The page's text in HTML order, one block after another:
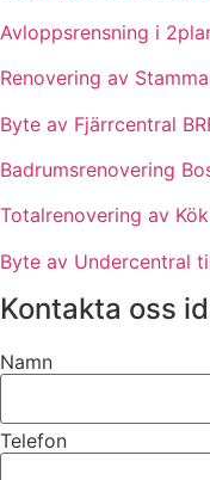
Avloppsrensning i
Renovering av
Byte av Fjärrcentral
Badrumsrenovering
Totalrenovering av
Byte av Undercentral
Kontakta oss
Namn
Telefon